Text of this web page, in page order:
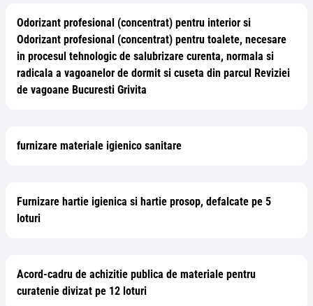
Odorizant profesional (concentrat) pentru interior si
Odorizant profesional (concentrat) pentru toalete, necesare
in procesul tehnologic de salubrizare curenta, normala si
radicala a vagoanelor de dormit si cuseta din parcul Reviziei
de vagoane Bucuresti Grivita
furnizare materiale igienico sanitare
Furnizare hartie igienica si hartie prosop, defalcate pe 5
loturi
Acord-cadru de achizitie publica de materiale pentru
curatenie divizat pe 12 loturi